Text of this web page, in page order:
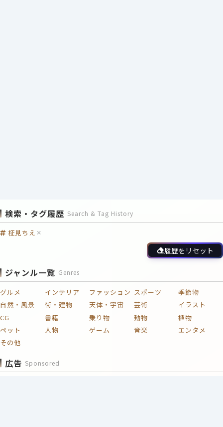
検索・タグ履歴 Search & Tag History
柾見ちえ
履歴をリセット
ジャンル一覧 Genres
グルメ インテリア ファッション スポーツ
季節物
自然・風景
街・建物 天体・宇宙 芸術
イラスト
CG
書籍 乗り物 動物
植物
ペット
人物 ゲーム 音楽
エンタメ
その他
広告 Sponsored